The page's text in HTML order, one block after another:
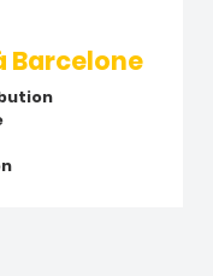
Barcelone